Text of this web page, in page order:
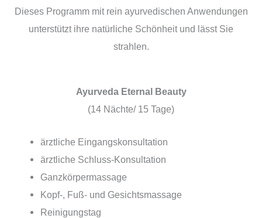
Dieses Programm mit rein ayurvedischen Anwendungen
unterstützt ihre natürliche Schönheit und lässt Sie
strahlen.
Ayurveda Eternal Beauty
(14 Nächte/ 15 Tage)
ärztliche Eingangskonsultation
ärztliche Schluss-Konsultation
Ganzkörpermassage
Kopf-, Fuß- und Gesichtsmassage
Reinigungstag